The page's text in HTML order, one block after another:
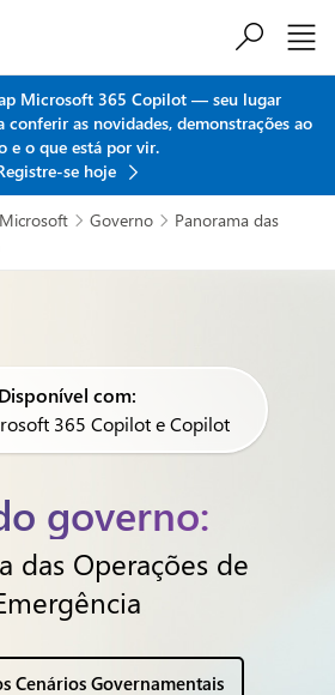
Microsoft 365 Copilot — seu lugar
as novidades, demonstrações ao
e o que está por vir.
se hoje
 Governo 
Panorama das
Disponível com:
365 Copilot e Copilot
governo:
das Operações de
Cenários Governamentais